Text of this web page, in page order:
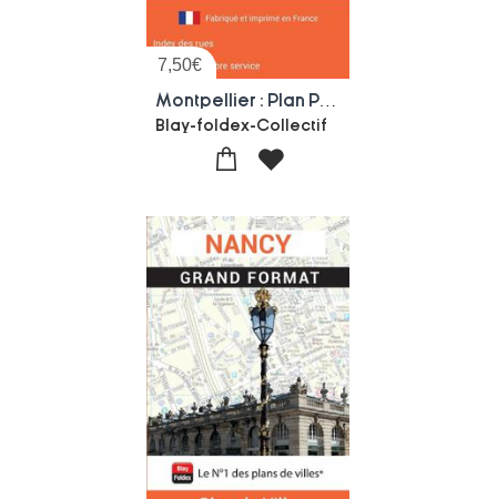
7,50€
Blay-foldex-Collectif